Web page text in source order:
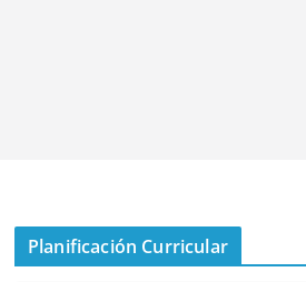
Planificación Curricular